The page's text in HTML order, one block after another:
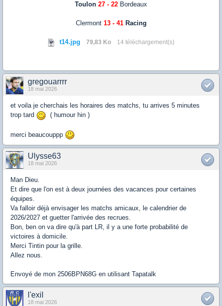
Toulon 27 - 22 Bordeaux
Clermont 13 - 41Racing
t14.jpg 79,83 Ko 14 téléchargement(s)
gregouarrrr
18 mai 2026
et voila je cherchais les horaires des matchs, tu arrives 5 minutes
trop tard
( humour hin )
merci beaucouppp
Ulysse63
18 mai 2026
Man Dieu.
Et dire que l'on est à deux journées des vacances pour certaines
équipes.
Va falloir déjà envisager les matchs amicaux, le calendrier de
2026/2027 et guetter l'arrivée des recrues.
Bon, ben on va dire qu'à part LR, il y a une forte probabilité de
victoires à domicile.
Merci Tintin pour la grille.
Allez nous.
Envoyé de mon 2506BPN68G en utilisant Tapatalk
l'exil
18 mai 2026